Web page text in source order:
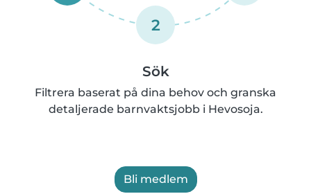
2
Sök
Filtrera baserat på dina behov och granska
detaljerade barnvaktsjobb i Hevosoja.
Bli medlem